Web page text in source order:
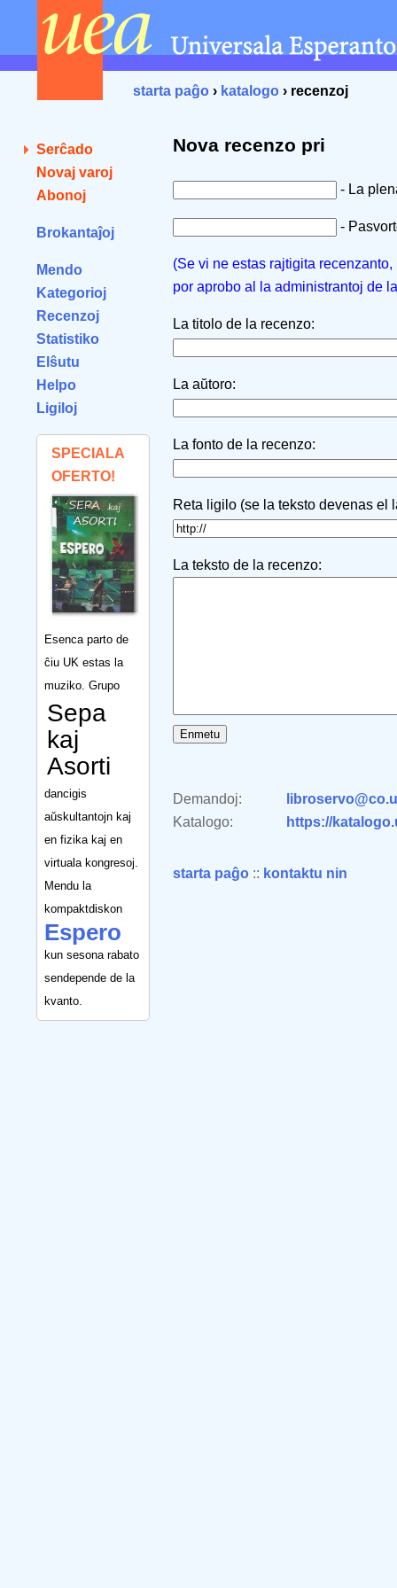
starta paĝo › katalogo › recenzoj
Serĉado
Novaj varoj
Abonoj
Brokantaĵoj
Mendo
Kategorioj
Recenzoj
Statistiko
Elŝutu
Helpo
Ligiloj
SPECIALA
OFERTO!
Esenca parto de
ĉiu UK estas la
muziko. Grupo
Sepa
kaj
Asorti
dancigis
aŭskultantojn kaj
en fizika kaj en
virtuala kongresoj.
Mendu la
kompaktdiskon
Espero
kun sesona rabato
sendepende de la
kvanto.
Nova recenzo pri
- La
-
(Se vi ne estas rajtigita
por aprobo al la administrantoj de
La titolo de la recenzo:
La aŭtoro:
La fonto de la recenzo:
Reta ligilo (se la teksto devenas el
La teksto de la recenzo:
Demandoj:
Katalogo:
https://
starta paĝo :: kontaktu nin